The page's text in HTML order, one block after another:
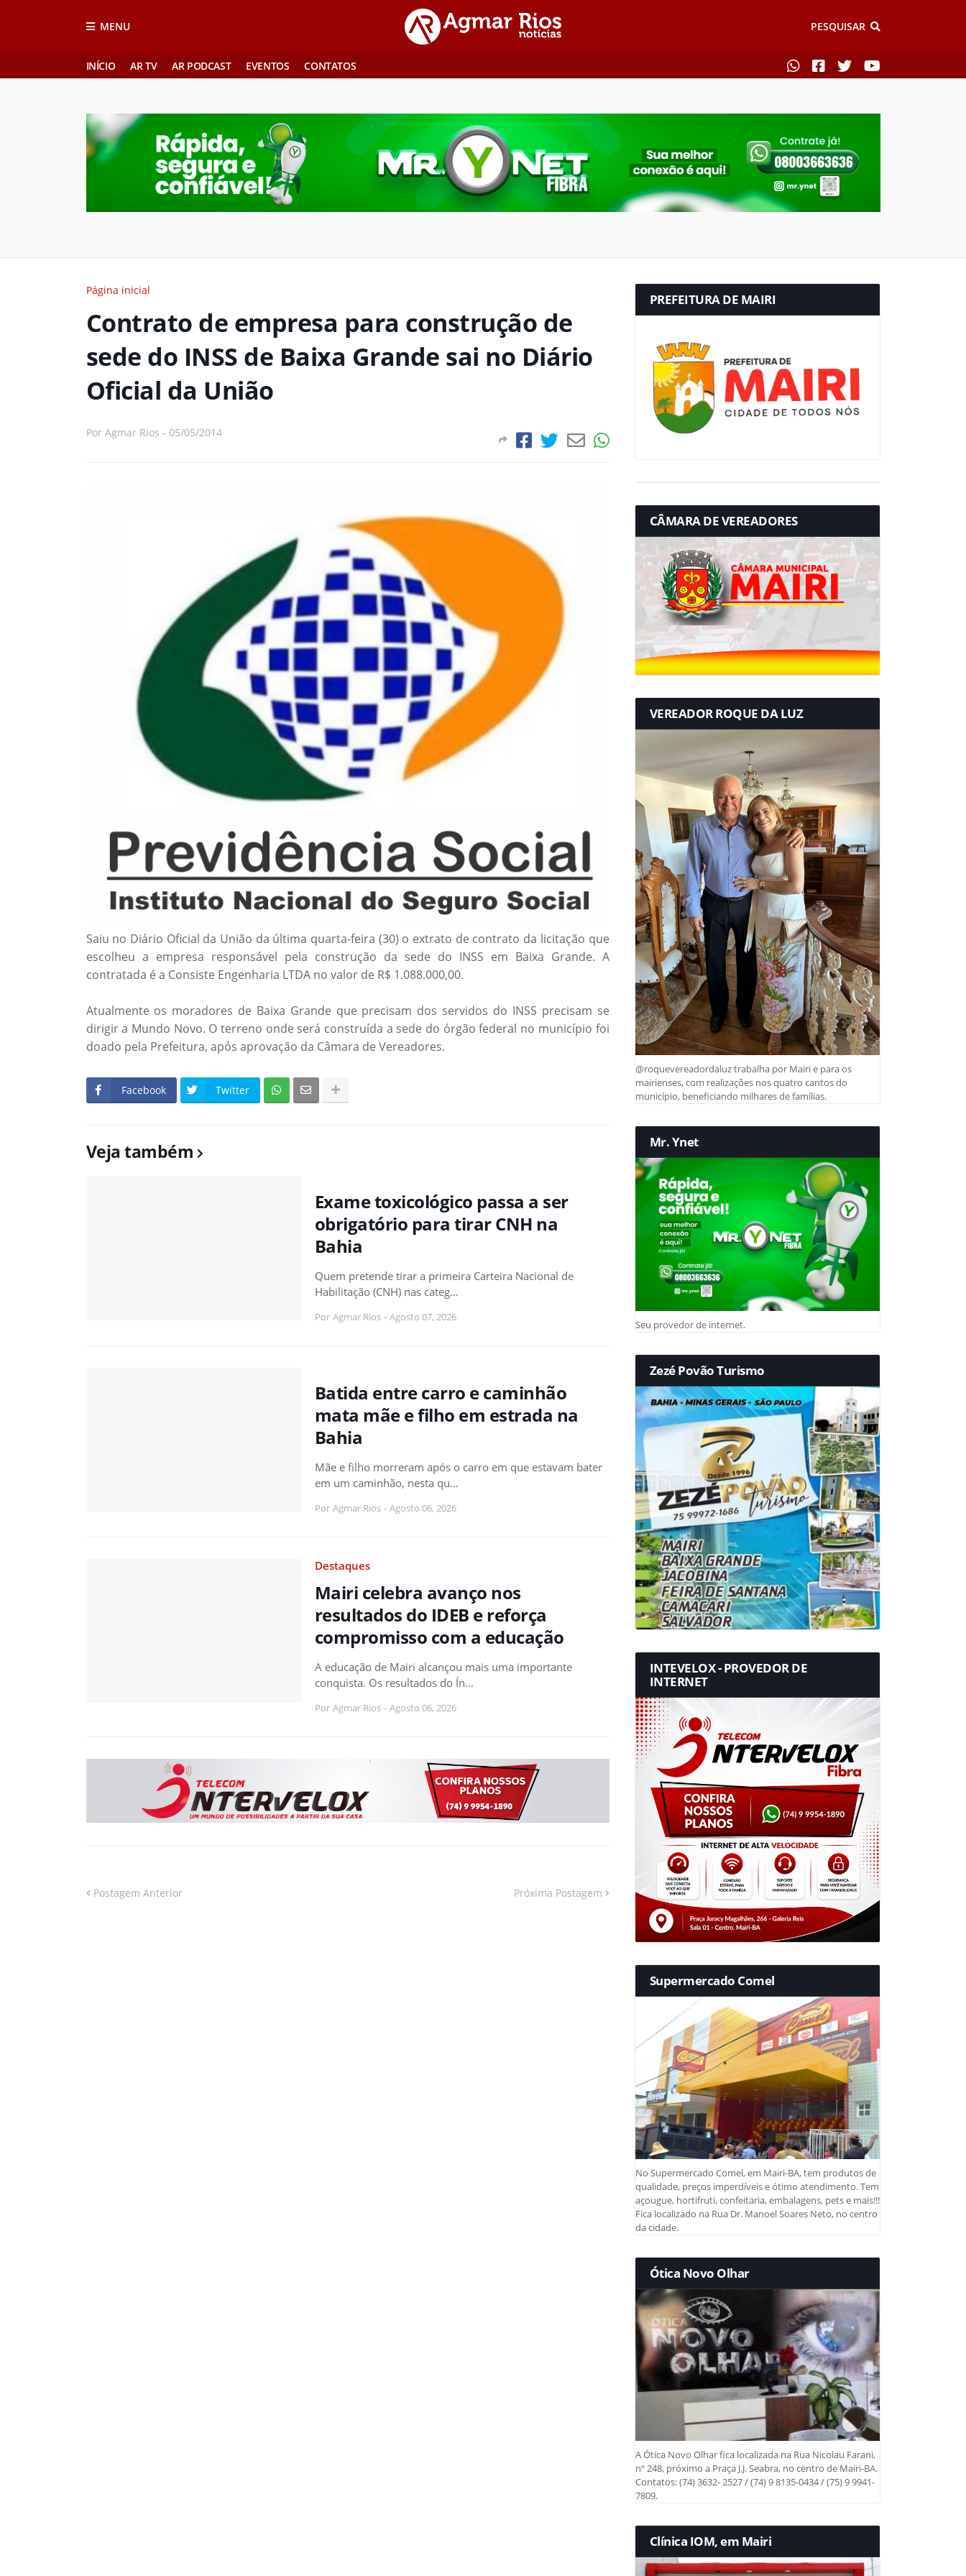
MENU PESQUISAR
INÍCIO AR TV AR PODCAST EVENTOS CONTATOS
Página inicial
Contrato de empresa para construção de
sede do INSS de Baixa Grande sai no Diário
Oficial da União
Por Agmar Rios - 05/05/2014
Saiu no Diário Oficial da União da última quarta-feira (30) o extrato de contrato da licitação que
escolheu a empresa responsável pela construção da sede do INSS em Baixa Grande. A
contratada é a Consiste Engenharia LTDA no valor de R$ 1.088.000,00.
Atualmente os moradores de Baixa Grande que precisam dos servidos do INSS precisam se
dirigir a Mundo Novo. O terreno onde será construída a sede do órgão federal no município foi
doado pela Prefeitura, após aprovação da Câmara de Vereadores.
Facebook Twitter
Veja também
Exame toxicológico passa a ser
obrigatório para tirar CNH na
Bahia
Quem pretende tirar a primeira Carteira Nacional de
Habilitação (CNH) nas categ…
Por Agmar Rios - Agosto 07, 2026
Batida entre carro e caminhão
mata mãe e filho em estrada na
Bahia
Mãe e filho morreram após o carro em que estavam bater
em um caminhão, nesta qu…
Por Agmar Rios - Agosto 06, 2026
Destaques
Mairi celebra avanço nos
resultados do IDEB e reforça
compromisso com a educação
A educação de Mairi alcançou mais uma importante
conquista. Os resultados do Ín…
Por Agmar Rios - Agosto 06, 2026
Postagem Anterior Próxima Postagem
PREFEITURA DE MAIRI
CÂMARA DE VEREADORES
VEREADOR ROQUE DA LUZ
@roquevereadordaluz trabalha por Mairi e para os
mairienses, com realizações nos quatro cantos do
município, beneficiando milhares de famílias.
Mr. Ynet
Seu provedor de internet.
Zezé Povão Turismo
INTEVELOX - PROVEDOR DE
INTERNET
Supermercado Comel
No Supermercado Comel, em Mairi-BA, tem produtos de
qualidade, preços imperdíveis e ótimo atendimento. Tem
açougue, hortifruti, confeitaria, embalagens, pets e mais!!!
Fica localizado na Rua Dr. Manoel Soares Neto, no centro
da cidade.
Ótica Novo Olhar
A Ótica Novo Olhar fica localizada na Rua Nicolau Farani,
nº 248, próximo a Praça J.J. Seabra, no centro de Mairi-BA.
Contatos: (74) 3632- 2527 / (74) 9 8135-0434 / (75) 9 9941-
7809.
Clínica IOM, em Mairi